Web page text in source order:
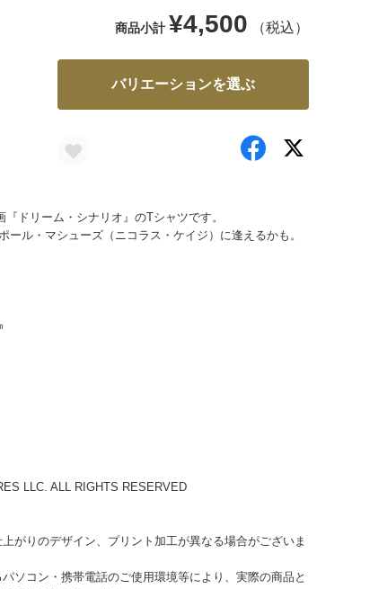
商品小計 ¥4,500 （税込）
バリエーションを選ぶ